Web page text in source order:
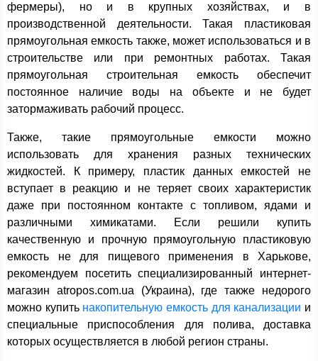
фермеры), но и в крупных хозяйствах, и в
производственной деятельности. Такая пластиковая
прямоугольная емкость также, может использоваться и в
строительстве или при ремонтных работах. Такая
прямоугольная строительная емкость обеспечит
постоянное наличие воды на объекте и не будет
затормаживать рабочий процесс.
Также, такие прямоугольные емкости можно
использовать для хранения разных технических
жидкостей. К примеру, пластик данных емкостей не
вступает в реакцию и не теряет своих характеристик
даже при постоянном контакте с топливом, ядами и
различными химикатами. Если решили купить
качественную и прочную прямоугольную пластиковую
емкость не для пищевого применения в Харькове,
рекомендуем посетить специализированный интернет-
магазин atropos.com.ua (Украина), где также недорого
можно купить накопительную емкость для канализации и
специальные приспособления для полива, доставка
которых осуществляется в любой регион страны.